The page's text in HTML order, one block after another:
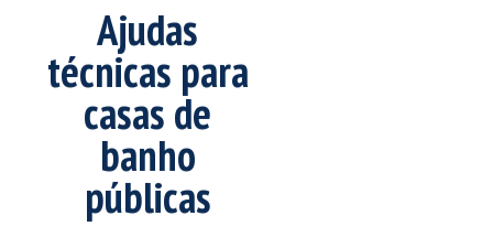
Ajudas
técnicas para
casas de
banho
públicas